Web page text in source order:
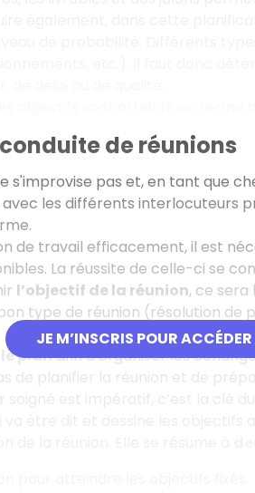
JE M’INSCRIS POUR
de réunions
s'improvise pas et, en tant que
les différents interlocuteurs
de travail efficacement, il est
La réussite de celle-ci se
l’objectif de la réunion, ce sera
type de réunion (résolution de
le planafin d’organiser les
de planifier la réunion et de